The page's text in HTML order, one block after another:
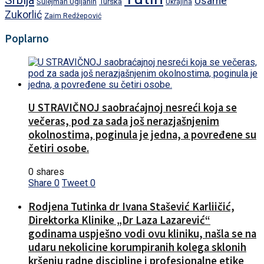
Ukrajina
Zukorlić Zaim Redžepović
Poplarno
U STRAVIČNOJ saobraćajnoj nesreći koja se
večeras, pod za sada još nerazjašnjenim
okolnostima, poginula je jedna, a povređene su
četiri osobe.
0 shares
Share 0 Tweet 0
Rodjena Tutinka dr Ivana Stašević Karliičić,
Direktorka Klinike „Dr Laza Lazarević“
godinama uspješno vodi ovu kliniku, našla se na
udaru nekolicine korumpiranih kolega sklonih
kršenju radne discipline i profesionalne etike